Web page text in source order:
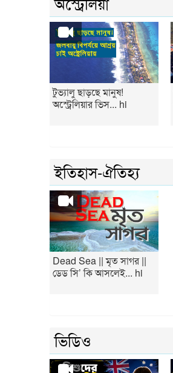
টুভ্যালু ছাড়ছে মানুষ!
অস্ট্রেলিয়ার ভিস... hi
ইতিহাস-ঐতিহ্য
Dead Sea || মৃত সাগর ||
ডেড সি’ কি আসলেই... hi
ভিডিও